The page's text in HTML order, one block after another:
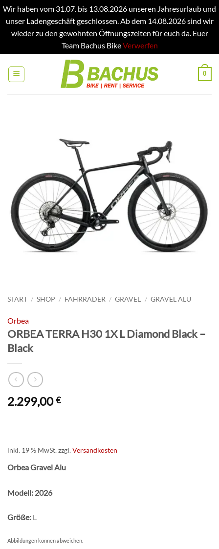
Wir haben vom 31.07. bis 13.08.2026 unseren Jahresurlaub und
unser Ladengeschäft geschlossen. Ab dem 14.08.2026 sind wir
wieder zu den gewohnten Öffnungszeiten für euch da. Euer
Team Bachus BikeVerwerfen
Inhalt
springen
0
START / SHOP / FAHRRÄDER / GRAVEL / GRAVEL ALU
Orbea
ORBEA TERRA H30 1X L Diamond Black –
Black
2.299,00€
inkl. 19 % MwSt.zzgl.Versandkosten
Orbea Gravel Alu
Modell: 2026
Größe: L
Abbildungen können abweichen.